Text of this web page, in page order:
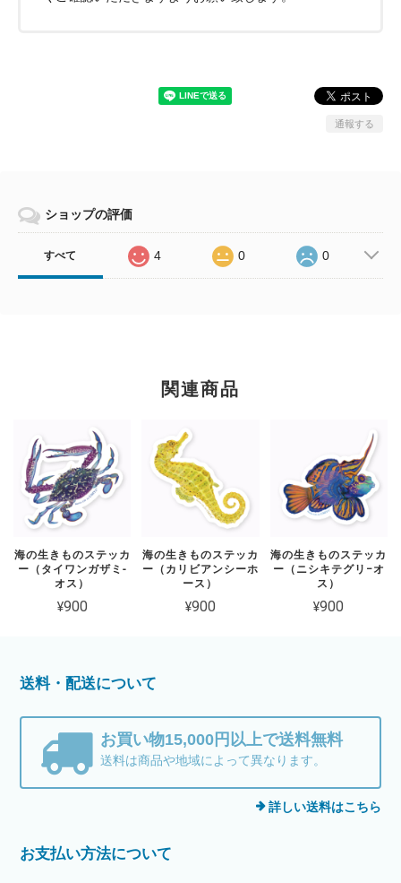
通報する
ショップの評価
すべて 4 0 0
関連商品
海の生きものステッカ
ー（タイワンガザミ-
オス）
¥900
海の生きものステッカ
ー（カリビアンシーホ
ース）
¥900
海の生きものステッカ
ー（ニシキテグリ−オ
ス）
¥900
送料・配送について
お買い物15,000円以上で送料無料
送料は商品や地域によって異なります。
詳しい送料はこちら
お支払い方法について